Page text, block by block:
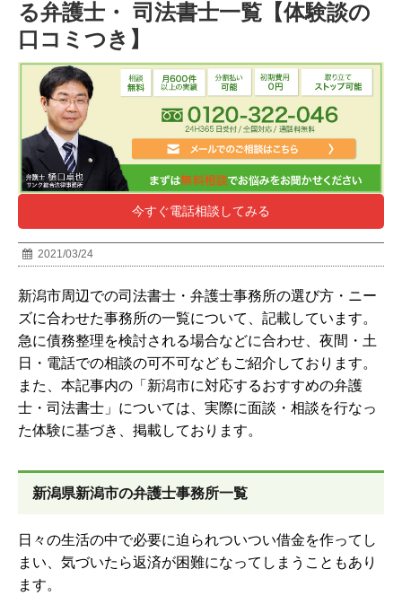
る弁護士・ 司法書士一覧【体験談の
口コミつき】
今すぐ電話相談してみる
2021/03/24
新潟市周辺での司法書士・弁護士事務所の選び方・ニー
ズに合わせた事務所の一覧について、記載しています。
急に債務整理を検討される場合などに合わせ、夜間・土
日・電話での相談の可不可などもご紹介しております。
また、本記事内の「 新潟市に対応するおすすめの弁護
士・司法書士」については、実際に面談・相談を行なっ
た体験に基づき、掲載しております。
新潟県新潟市の弁護士事務所一覧
日々の生活の中で必要に迫られついつい借金を作ってし
まい、気づいたら返済が困難になってしまうこともあり
ます。